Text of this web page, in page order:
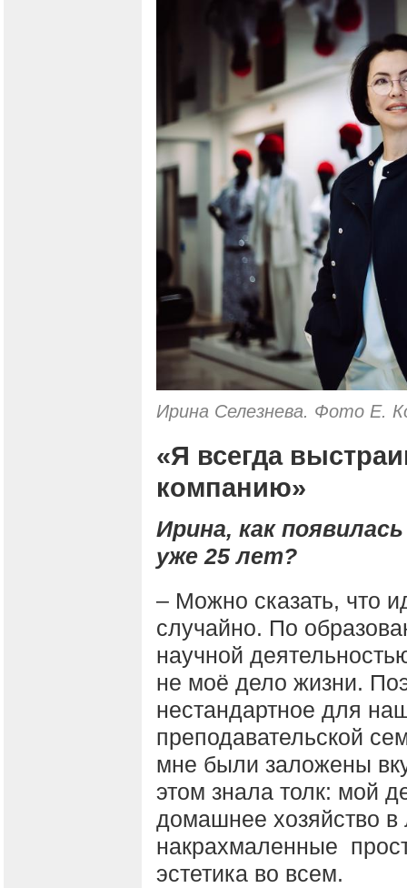
Ирина Селезнева. Фото Е.
«Я всегда
компанию»
Ирина, как
уже 25 лет?
– Можно сказать, что
случайно. По
научной
не моё дело жизни.
нестандартное для
преподавательской
мне были заложены
этом знала толк: мой
домашнее хозяйство
накрахмаленные
эстетика во всем.